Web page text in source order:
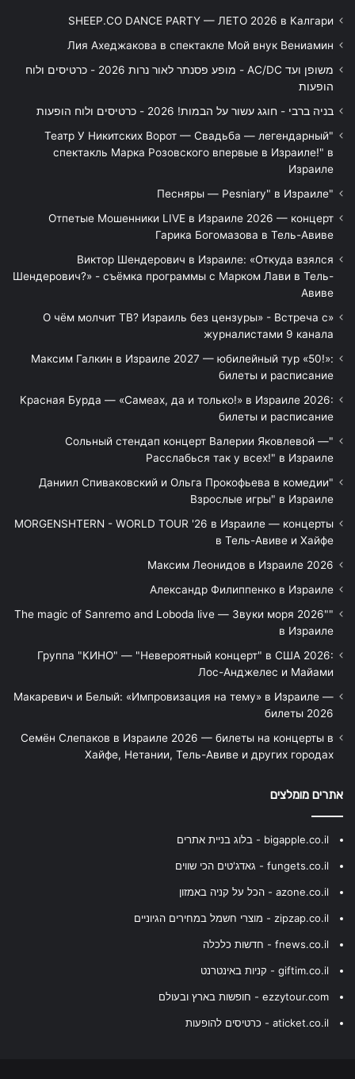
SHEEP.CO DANCE PARTY — ЛЕТО 2026 в Калгари
Лия Ахеджакова в спектакле Мой внук Вениамин
משופן ועד AC/DC - מופע פסנתר לאור נרות 2026 - כרטיסים ולוח
הופעות
בניה ברבי - חוגג עשור על הבמות! 2026 - כרטיסים ולוח הופעות
"Театр У Никитских Ворот — Свадьба — легендарный
спектакль Марка Розовского впервые в Израиле!" в
Израиле
"Песняры — Pesniary" в Израиле
Отпетые Мошенники LIVE в Израиле 2026 — концерт
Гарика Богомазова в Тель-Авиве
Виктор Шендерович в Израиле: «Откуда взялся
Шендерович?» - съёмка программы с Марком Лави в Тель-
Авиве
«О чём молчит ТВ? Израиль без цензуры» - Встреча с
журналистами 9 канала
Максим Галкин в Израиле 2027 — юбилейный тур «50!»:
билеты и расписание
Красная Бурда — «Самеах, да и только!» в Израиле 2026:
билеты и расписание
"Сольный стендап концерт Валерии Яковлевой —
Расслабься так у всех!" в Израиле
"Даниил Спиваковский и Ольга Прокофьева в комедии
Взрослые игры" в Израиле
MORGENSHTERN - WORLD TOUR '26 в Израиле — концерты
в Тель-Авиве и Хайфе
Максим Леонидов в Израиле 2026
Александр Филиппенко в Израиле
"The magic of Sanremo and Loboda live — Звуки моря 2026"
в Израиле
Группа "КИНО" — "Невероятный концерт" в США 2026:
Лос-Анджелес и Майами
Макаревич и Белый: «Импровизация на тему» в Израиле —
билеты 2026
Семён Слепаков в Израиле 2026 — билеты на концерты в
Хайфе, Нетании, Тель-Авиве и других городах
אתרים מומלצים
bigapple.co.il - בלוג בניית אתרים
fungets.co.il - גאדג'טים הכי שווים
azone.co.il - הכל על קניה באמזון
zipzap.co.il - מוצרי חשמל במחירים הגיוניים
fnews.co.il - חדשות כלכלה
giftim.co.il - קניות באינטרנט
ezzytour.com - חופשות בארץ ובעולם
aticket.co.il - כרטיסים להופעות